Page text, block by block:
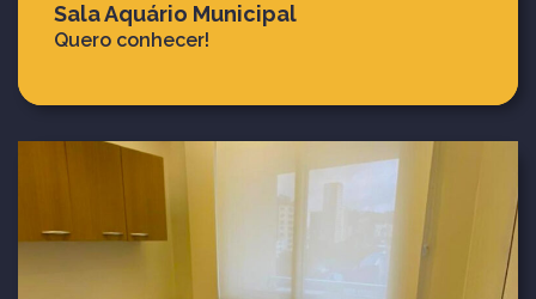
Sala Aquário Municipal
Quero conhecer!